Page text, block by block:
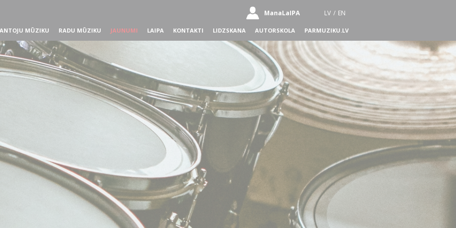
ManaLaIPA LV / EN
MŪZIKU RADU MŪZIKU JAUNUMI LAIPA KONTAKTI LIDZSKANA AUTORSKOLA PARMUZIKU.LV